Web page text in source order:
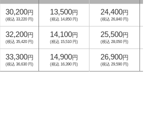
30,200円
(税込 33,220 円)
13,500円
(税込 14,850 円)
24,400円
(税込 26,840 円)
32,200円
(税込 35,420 円)
14,100円
(税込 15,510 円)
25,500円
(税込 28,050 円)
33,300円
(税込 36,630 円)
14,900円
(税込 16,390 円)
26,900円
(税込 29,590 円)